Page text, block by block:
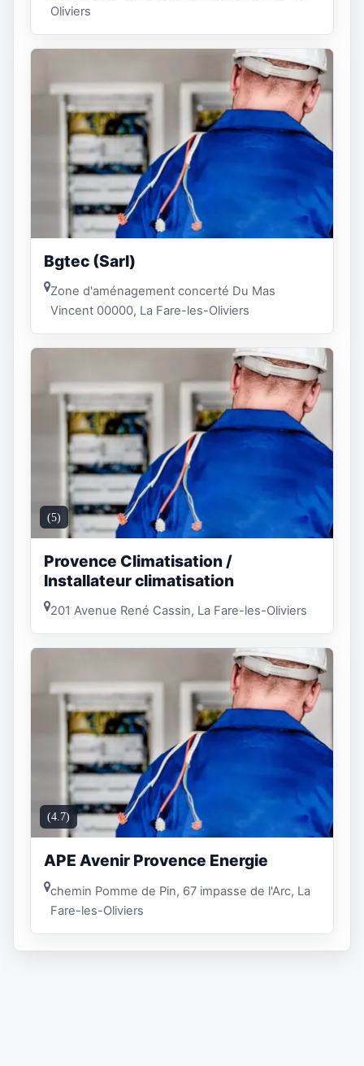
Oliviers
Bgtec (Sarl)
Zone d'aménagement concerté Du Mas
Vincent 00000, La Fare-les-Oliviers
(5)
Provence Climatisation /
Installateur climatisation
201 Avenue René Cassin, La Fare-les-Oliviers
(4.7)
APE Avenir Provence Energie
chemin Pomme de Pin, 67 impasse de l'Arc, La
Fare-les-Oliviers